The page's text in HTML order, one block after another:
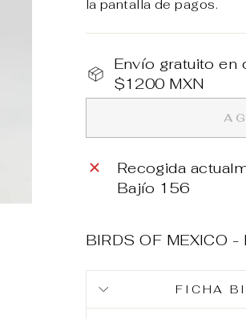
la pantalla de pagos.
Envío gratuito en
$1200 MXN
Recogida
Bajío 156
BIRDS OF MEXICO
FICHA